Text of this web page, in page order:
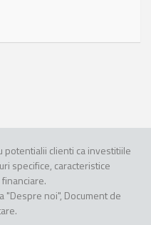
potentialii clienti ca investitiile
specifice, caracteristice
"Despre noi", Document de